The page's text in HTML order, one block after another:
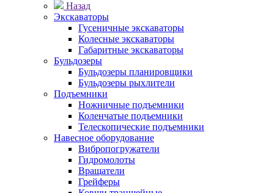
Назад
Экскаваторы
Гусеничные экскаваторы
Колесные экскаваторы
Габаритные экскаваторы
Бульдозеры
Бульдозеры планировщики
Бульдозеры рыхлители
Подъемники
Ножничные подъемники
Коленчатые подъемники
Телескопические подъемники
Навесное оборудование
Вибропогружатели
Гидромолоты
Вращатели
Грейферы